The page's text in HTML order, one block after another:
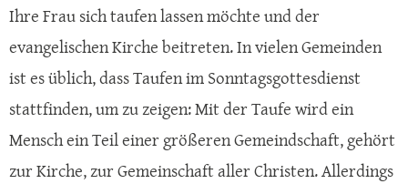
Ihre Frau sich taufen lassen möchte und der
evangelischen Kirche beitreten. In vielen Gemeinden
ist es üblich, dass Taufen im Sonntagsgottesdienst
stattfinden, um zu zeigen: Mit der Taufe wird ein
Mensch ein Teil einer größeren Gemeindschaft, gehört
zur Kirche, zur Gemeinschaft aller Christen. Allerdings